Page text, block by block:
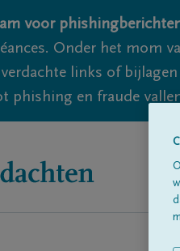
voor
Onder het mom
links of
phishing en fraude